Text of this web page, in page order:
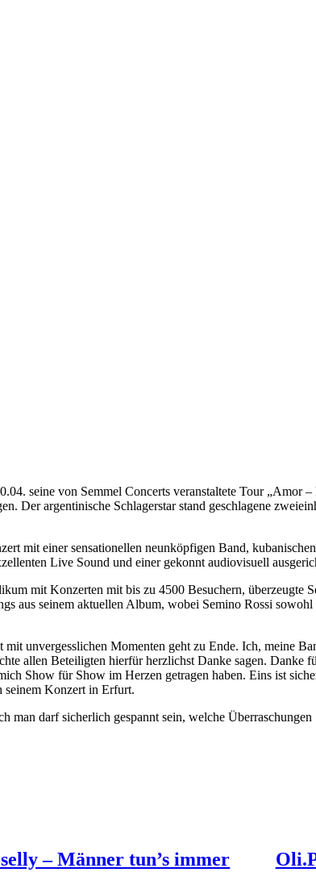
seine von Semmel Concerts veranstaltete Tour „Amor
Der argentinische Schlagerstar stand geschlagene
mit einer sensationellen neunköpfigen Band,
Live Sound und einer gekonnt audiovisuell
mit Konzerten mit bis zu 4500 Besuchern, überzeugte
aus seinem aktuellen Album, wobei Semino Rossi
mit unvergesslichen Momenten geht zu Ende. Ich, meine
allen Beteiligten hierfür herzlichst Danke sagen. Danke
Show für Show im Herzen getragen haben. Eins ist
seinem Konzert in Erfurt.
man darf sicherlich gespannt sein, welche
– Männer tun’s immer